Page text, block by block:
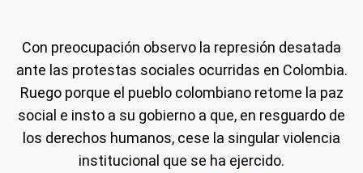
Con preocupación observo la represión desatada
ante las protestas sociales ocurridas en Colombia.
Ruego porque el pueblo colombiano retome la paz
social e insto a su gobierno a que, en resguardo de
los derechos humanos, cese la singular violencia
institucional que se ha ejercido.